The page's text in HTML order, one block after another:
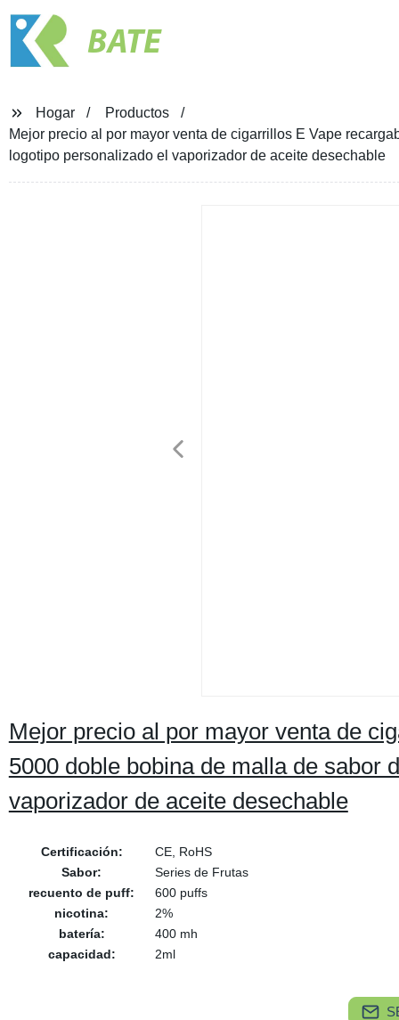
BATE
Hogar
Productos
Mejor precio al por mayor venta de cigarrillos E Vape
logotipo personalizado el vaporizador de aceite desechable
Mejor precio al por mayor venta de
5000 doble bobina de malla de sabor
vaporizador de aceite desechable
Certificación:
CE, RoHS
Sabor:
Series de Frutas
recuento de puff:
600 puffs
nicotina:
2%
batería:
400 mh
capacidad:
2ml